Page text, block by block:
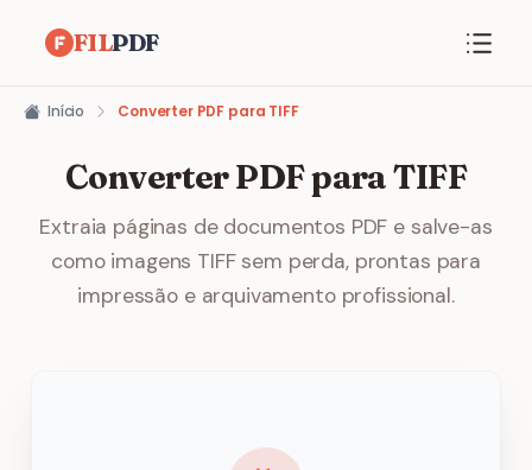
FILPDF
Início Converter PDF para TIFF
Converter PDF para TIFF
Extraia páginas de documentos PDF e salve-as
como imagens TIFF sem perda, prontas para
impressão e arquivamento profissional.